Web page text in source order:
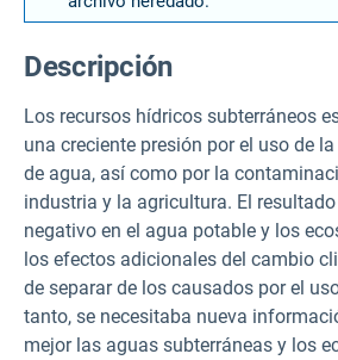
Descripción
Los recursos hídricos subterráneos
una creciente presión por el uso de
de agua, así como por la
industria y la agricultura. El
negativo en el agua potable y los
los efectos adicionales del cambio
de separar de los causados por el
tanto, se necesitaba nueva
mejor las aguas subterráneas y los